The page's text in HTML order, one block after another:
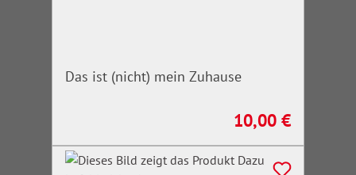
Das ist (nicht) mein Zuhause
Regulärer Preis:
10,00 €